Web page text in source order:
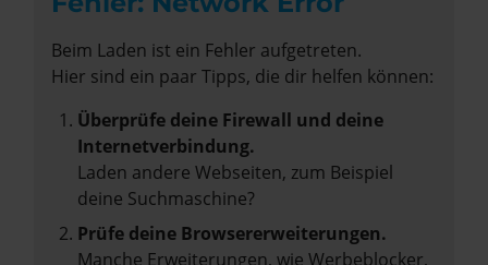
Beim Laden ist ein Fehler aufgetreten.
Hier sind ein paar Tipps, die dir helfen können:
Überprüfe deine Firewall und deine
Internetverbindung.
Laden andere Webseiten, zum Beispiel
deine Suchmaschine?
Prüfe deine Browsererweiterungen.
Manche Erweiterungen, wie Werbeblocker,